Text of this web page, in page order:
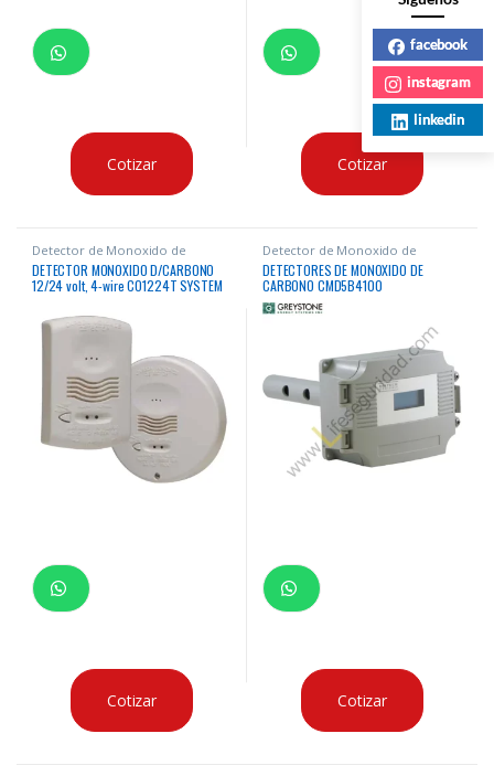
Cotizar Cotizar
Detector de Monoxido de
Carbono
DETECTOR MONOXIDO D/CARBONO
12/24 volt, 4-wire CO1224T SYSTEM
Cotizar
Detector de Monoxido de
Carbono
DETECTORES DE MONOXIDO DE
CARBONO CMD5B4100
Cotizar
facebook
instagram
linkedin